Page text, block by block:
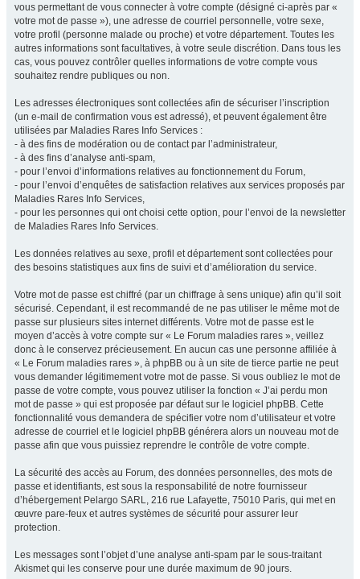
vous permettant de vous connecter à votre compte (désigné ci-après par «
votre mot de passe »), une adresse de courriel personnelle, votre sexe,
votre profil (personne malade ou proche) et votre département. Toutes les
autres informations sont facultatives, à votre seule discrétion. Dans tous les
cas, vous pouvez contrôler quelles informations de votre compte vous
souhaitez rendre publiques ou non.
Les adresses électroniques sont collectées afin de sécuriser l’inscription
(un e-mail de confirmation vous est adressé), et peuvent également être
utilisées par Maladies Rares Info Services :
- à des fins de modération ou de contact par l’administrateur,
- à des fins d’analyse anti-spam,
- pour l’envoi d’informations relatives au fonctionnement du Forum,
- pour l’envoi d’enquêtes de satisfaction relatives aux services proposés par
Maladies Rares Info Services,
- pour les personnes qui ont choisi cette option, pour l’envoi de la newsletter
de Maladies Rares Info Services.
Les données relatives au sexe, profil et département sont collectées pour
des besoins statistiques aux fins de suivi et d’amélioration du service.
Votre mot de passe est chiffré (par un chiffrage à sens unique) afin qu’il soit
sécurisé. Cependant, il est recommandé de ne pas utiliser le même mot de
passe sur plusieurs sites internet différents. Votre mot de passe est le
moyen d’accès à votre compte sur « Le Forum maladies rares », veillez
donc à le conservez précieusement. En aucun cas une personne affiliée à
« Le Forum maladies rares », à phpBB ou à un site de tierce partie ne peut
vous demander légitimement votre mot de passe. Si vous oubliez le mot de
passe de votre compte, vous pouvez utiliser la fonction « J’ai perdu mon
mot de passe » qui est proposée par défaut sur le logiciel phpBB. Cette
fonctionnalité vous demandera de spécifier votre nom d’utilisateur et votre
adresse de courriel et le logiciel phpBB générera alors un nouveau mot de
passe afin que vous puissiez reprendre le contrôle de votre compte.
La sécurité des accès au Forum, des données personnelles, des mots de
passe et identifiants, est sous la responsabilité de notre fournisseur
d’hébergement Pelargo SARL, 216 rue Lafayette, 75010 Paris, qui met en
œuvre pare-feux et autres systèmes de sécurité pour assurer leur
protection.
Les messages sont l’objet d’une analyse anti-spam par le sous-traitant
Akismet qui les conserve pour une durée maximum de 90 jours.